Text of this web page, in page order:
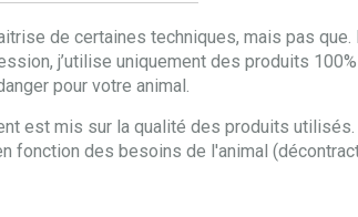
de certaines techniques, mais pas
j’utilise uniquement des produits
pour votre animal.
est mis sur la qualité des produits
fonction des besoins de l'animal